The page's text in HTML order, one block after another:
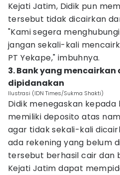
Kejati Jatim, Didik pun
tersebut tidak dicairkan
"Kami segera
jangan sekali-kali
PT Yekape," imbuhnya.
3. Bank yang mencairkan
dipidanakan
Ilustrasi (IDN Times/Sukma Shakti)
Didik menegaskan
memiliki deposito atas
agar tidak sekali-kali
ada rekening yang belum
tersebut berhasil cair dan
Kejati Jatim dapat